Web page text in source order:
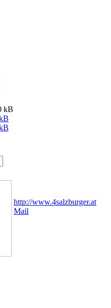
http://www.4salzburger.at
Mail